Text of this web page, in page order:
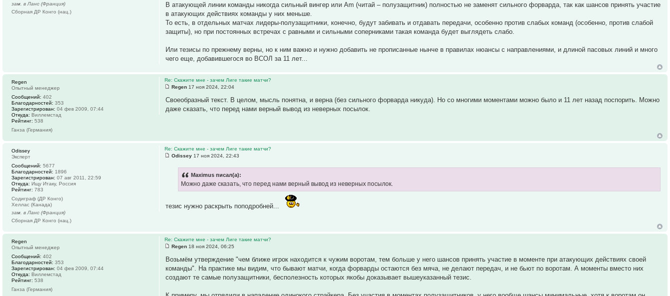
В атакующей линии команды никогда сильный вингер или Аm (читай – полузащитник) полностью не заменят сильного форварда, так как шансов принять участие
в атакующих действиях команды у них меньше.
То есть, в отдельных матчах лидеры-полузащитники, конечно, будут забивать и отдавать передачи, особенно против слабых команд (особенно, против слабой
защиты), но при постоянных встречах с равными и сильными соперниками такая команда будет выглядеть слабо.
Или тезисы по прежнему верны, но к ним важно и нужно добавить не прописанные нынче в правилах нюансы с направлениями, и длиной пасовых линий и много
чего еще, добавившегося во ВСОЛ за 11 лет...
зам. в Ланс (Франция)
Сборная ДР Конго (нац.)
Re: Скажите мне - зачем Лиге такие матчи?
Regen 17 ноя 2024, 22:04
Своеобразный текст. В целом, мысль понятна, и верна (без сильного форварда никуда). Но со многими моментами можно было и 11 лет назад поспорить. Можно
даже сказать, что перед нами верный вывод из неверных посылок.
Regen
Опытный менеджер
Сообщений: 402
Благодарностей: 353
Зарегистрирован: 04 фев 2009, 07:44
Откуда: Виллемстад
Рейтинг: 538
Ганза (Германия)
Re: Скажите мне - зачем Лиге такие матчи?
Odissey 17 ноя 2024, 22:43
Maximus писал(а):
Можно даже сказать, что перед нами верный вывод из неверных посылок.
тезис нужно раскрыть поподробней...
Odissey
Эксперт
Сообщений: 5677
Благодарностей: 1896
Зарегистрирован: 07 авг 2011, 22:59
Откуда: Ищу Итаку, Россия
Рейтинг: 783
Содиграф (ДР Конго)
Хеллас (Канада)
зам. в Ланс (Франция)
Сборная ДР Конго (нац.)
Re: Скажите мне - зачем Лиге такие матчи?
Regen 18 ноя 2024, 06:25
Возьмём утверждение "чем ближе игрок находится к чужим воротам, тем больше у него шансов принять участие в моменте при атакующих действиях своей
команды". На практике мы видим, что бывают матчи, когда форварды остаются без мяча, не делают передач, и не бьют по воротам. А моменты вместо них
создают те самые полузащитники, бесполезность которых якобы доказывает вышеуказанный тезис.
Regen
Опытный менеджер
Сообщений: 402
Благодарностей: 353
Зарегистрирован: 04 фев 2009, 07:44
Откуда: Виллемстад
Рейтинг: 538
Ганза (Германия)